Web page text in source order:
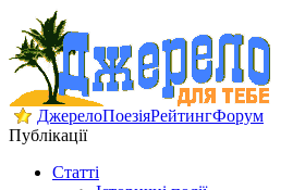
ДжерелоПоезіяРейтингФорум
Публікації
Статті